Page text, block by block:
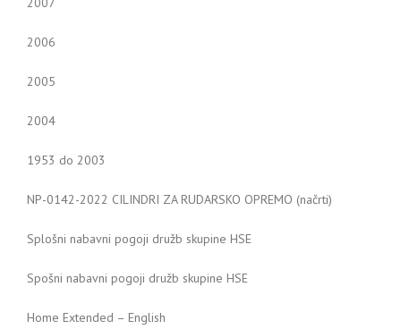
2006
2005
2004
1953 do 2003
NP-0142-2022 CILINDRI ZA RUDARSKO OPREMO (načrti)
Splošni nabavni pogoji družb skupine HSE
Spošni nabavni pogoji družb skupine HSE
Home Extended – English